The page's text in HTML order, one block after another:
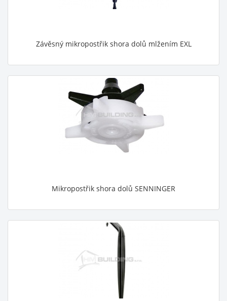
Závěsný mikropostřik shora dolů mlžením EXL
Mikropostřik shora dolů SENNINGER